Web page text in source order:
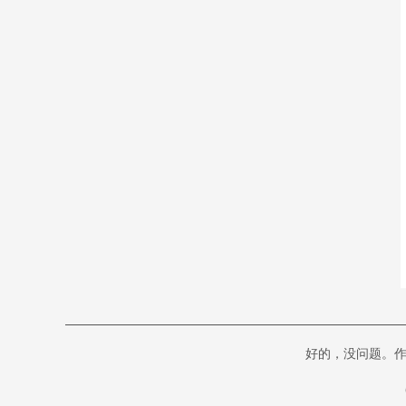
08-09 20:00
好的，没问题。